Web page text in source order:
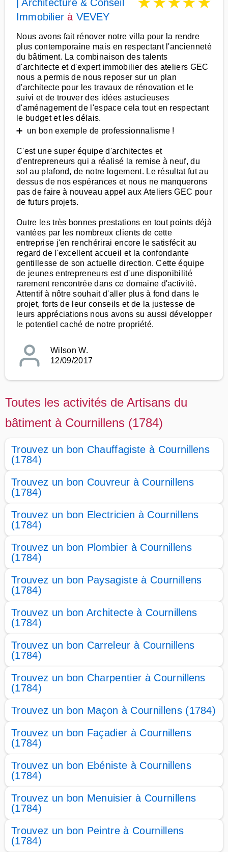
| Architecture & Conseil
Immobilier à VEVEY
Nous avons fait rénover notre villa pour la rendre
plus contemporaine mais en respectant l'ancienneté
du bâtiment. La combinaison des talents
d'architecte et d'expert immobilier des ateliers GEC
nous a permis de nous reposer sur un plan
d'architecte pour les travaux de rénovation et le
suivi et de trouver des idées astucieuses
d'aménagement de l'espace cela tout en respectant
le budget et les délais.
➕ un bon exemple de professionnalisme !
C'est une super équipe d'architectes et
d'entrepreneurs qui a réalisé la remise à neuf, du
sol au plafond, de notre logement. Le résultat fut au
dessus de nos espérances et nous ne manquerons
pas de faire à nouveau appel aux Ateliers GEC pour
de futurs projets.
Outre les très bonnes prestations en tout points déjà
vantées par les nombreux clients de cette
entreprise j'en renchérirai encore le satisfécit au
regard de l'excellent accueil et la confondante
gentillesse de son actuelle direction. Cette équipe
de jeunes entrepreneurs est d'une disponibilité
rarement rencontrée dans ce domaine d'activité.
Attentif à nôtre souhait d'aller plus à fond dans le
projet, forts de leur conseils et de la justesse de
leurs appréciations nous avons su aussi développer
le potentiel caché de notre propriété.
Wilson W.
12/09/2017
Toutes les activités de Artisans du
bâtiment à Cournillens (1784)
Trouvez un bon Chauffagiste à Cournillens
(1784)
Trouvez un bon Couvreur à Cournillens
(1784)
Trouvez un bon Electricien à Cournillens
(1784)
Trouvez un bon Plombier à Cournillens
(1784)
Trouvez un bon Paysagiste à Cournillens
(1784)
Trouvez un bon Architecte à Cournillens
(1784)
Trouvez un bon Carreleur à Cournillens
(1784)
Trouvez un bon Charpentier à Cournillens
(1784)
Trouvez un bon Maçon à Cournillens (1784)
Trouvez un bon Façadier à Cournillens
(1784)
Trouvez un bon Ebéniste à Cournillens
(1784)
Trouvez un bon Menuisier à Cournillens
(1784)
Trouvez un bon Peintre à Cournillens
(1784)